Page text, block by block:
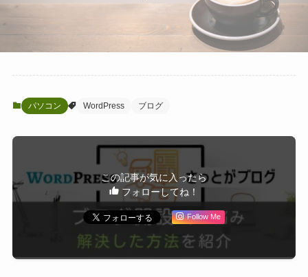
パソコン WordPress ブログ
この記事が気に入ったら
フォローしてね！
Follow Me